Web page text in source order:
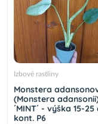
Izbové rastliny
Monstera
(Monstera
´MINT´ - výška 15-25
kont. P6